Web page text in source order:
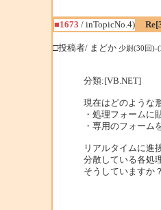
■1673 / inTopicNo.4)
□投稿者/ まどか 少尉(30回)-
分類:[VB.NET]
現在はどのような
・処理フォームに
・専用のフォーム
リアルタイムに進
分散している各処
そうしていますか？